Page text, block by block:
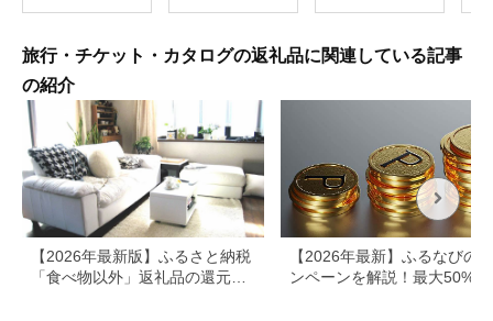
旅行・チケット・カタログの返礼品に関連している記事
の紹介
【2026年最新版】ふるさと納税
「食べ物以外」返礼品の還元率
【2026年最新】ふるなびの
ンペーンを解説！最大50%還